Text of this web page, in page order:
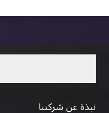
نبذة عن شركتنا